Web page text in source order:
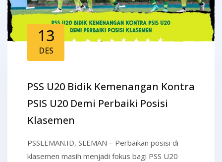
13
DES
PSS U20 Bidik Kemenangan Kontra
PSIS U20 Demi Perbaiki Posisi
Klasemen
PSSLEMAN.ID, SLEMAN – Perbaikan posisi di
klasemen masih menjadi fokus bagi PSS U20